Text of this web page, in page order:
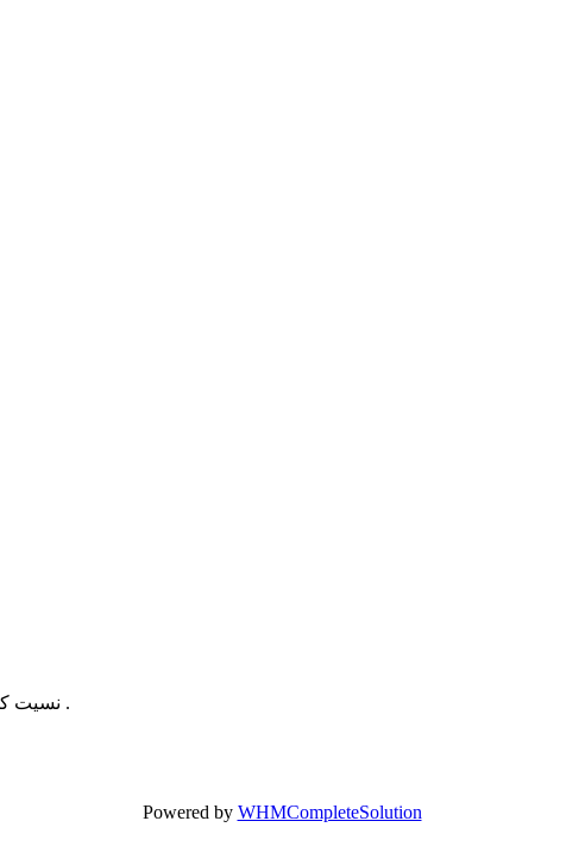
نسيت كلمة المرور ؟ أدخل بريدك الإلكتروني أدناه لاعادة تعيين كلمة المرور .
Powered by WHMCompleteSolution